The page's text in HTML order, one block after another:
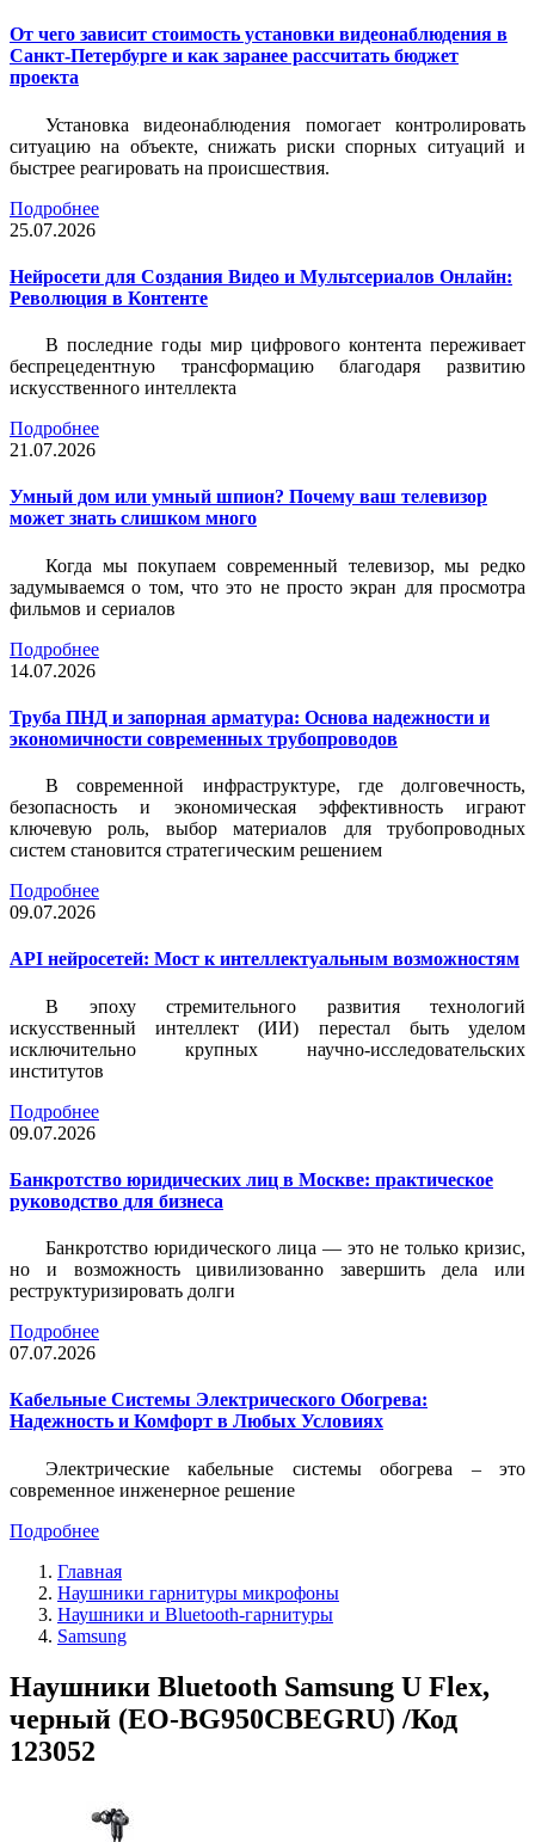
От чего зависит стоимость установки видеонаблюдения в
Санкт-Петербурге и как заранее рассчитать бюджет
проекта
Установка видеонаблюдения помогает контролировать
ситуацию на объекте, снижать риски спорных ситуаций и
быстрее реагировать на происшествия.
Подробнее
25.07.2026
Нейросети для Создания Видео и Мультсериалов Онлайн:
Революция в Контенте
В последние годы мир цифрового контента переживает
беспрецедентную трансформацию благодаря развитию
искусственного интеллекта
Подробнее
21.07.2026
Умный дом или умный шпион? Почему ваш телевизор
может знать слишком много
Когда мы покупаем современный телевизор, мы редко
задумываемся о том, что это не просто экран для просмотра
фильмов и сериалов
Подробнее
14.07.2026
Труба ПНД и запорная арматура: Основа надежности и
экономичности современных трубопроводов
В современной инфраструктуре, где долговечность,
безопасность и экономическая эффективность играют
ключевую роль, выбор материалов для трубопроводных
систем становится стратегическим решением
Подробнее
09.07.2026
API нейросетей: Мост к интеллектуальным возможностям
В эпоху стремительного развития технологий
искусственный интеллект (ИИ) перестал быть уделом
исключительно крупных научно-исследовательских
институтов
Подробнее
09.07.2026
Банкротство юридических лиц в Москве: практическое
руководство для бизнеса
Банкротство юридического лица — это не только кризис,
но и возможность цивилизованно завершить дела или
реструктуризировать долги
Подробнее
07.07.2026
Кабельные Системы Электрического Обогрева:
Надежность и Комфорт в Любых Условиях
Электрические кабельные системы обогрева – это
современное инженерное решение
Подробнее
Главная
Наушники гарнитуры микрофоны
Наушники и Bluetooth-гарнитуры
Samsung
Наушники Bluetooth Samsung U Flex,
черный (EO-BG950CBEGRU) /Код
123052